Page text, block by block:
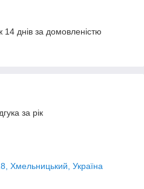
днів за домовленістю
за рік
Хмельницький, Україна